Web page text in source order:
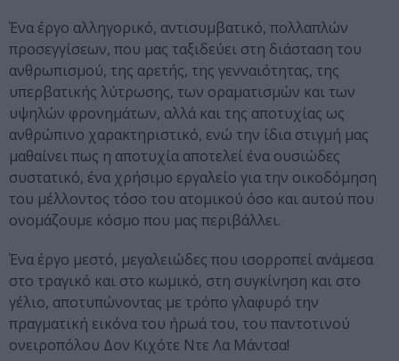
Ένα έργο αλληγορικό, αντισυμβατικό, πολλαπλών
προσεγγίσεων, που μας ταξιδεύει στη διάσταση του
ανθρωπισμού, της αρετής, της γενναιότητας, της
υπερβατικής λύτρωσης, των οραματισμών και των
υψηλών φρονημάτων, αλλά και της αποτυχίας ως
ανθρώπινο χαρακτηριστικό, ενώ την ίδια στιγμή μας
μαθαίνει πως η αποτυχία αποτελεί ένα ουσιώδες
συστατικό, ένα χρήσιμο εργαλείο για την οικοδόμηση
του μέλλοντος τόσο του ατομικού όσο και αυτού που
ονομάζουμε κόσμο που μας περιβάλλει.
Ένα έργο μεστό, μεγαλειώδες που ισορροπεί ανάμεσα
στο τραγικό και στο κωμικό, στη συγκίνηση και στο
γέλιο, αποτυπώνοντας με τρόπο γλαφυρό την
πραγματική εικόνα του ήρωά του, του παντοτινού
ονειροπόλου Δον Κιχότε Ντε Λα Μάντσα!